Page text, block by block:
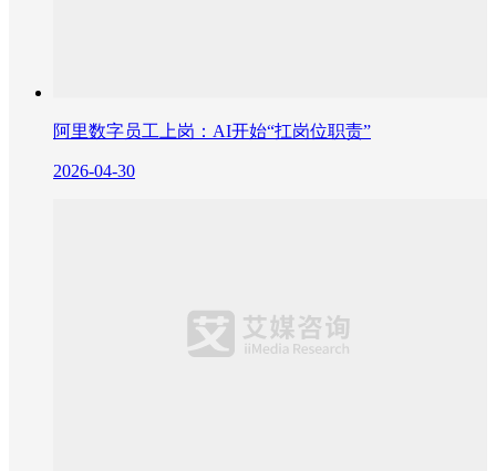
阿里数字员工上岗：AI开始“扛岗位职责”
2026-04-30